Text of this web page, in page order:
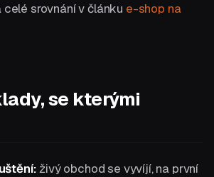
srovnání v článku e-shop na
se kterými
živý obchod se vyvíjí, na první